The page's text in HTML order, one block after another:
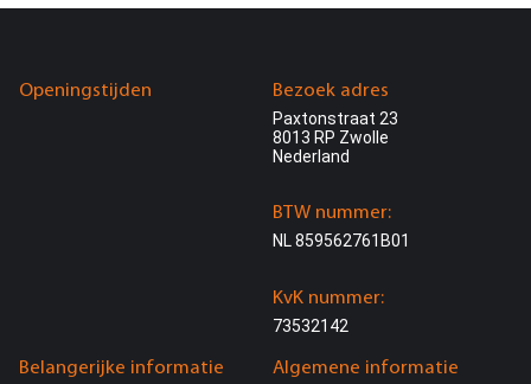
Openingstijden
Belangerijke informatie Algemene informatie
Bezoek adres
Paxtonstraat 23
8013 RP Zwolle
Nederland
BTW nummer:
NL 859562761B01
KvK nummer:
73532142